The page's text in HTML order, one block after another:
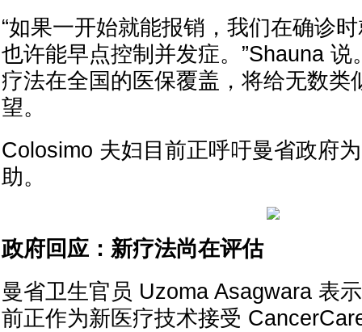
“如果一开始就能报销，我们在确诊
也许能早点控制并发症。”Shauna
疗法在全国的医保覆盖，将给无数类
望。
Colosimo 夫妇目前正呼吁曼省政府
助。
政府回应：新疗法尚在评估
曼省卫生官员 Uzoma Asagwara 表
前正作为新医疗技术接受